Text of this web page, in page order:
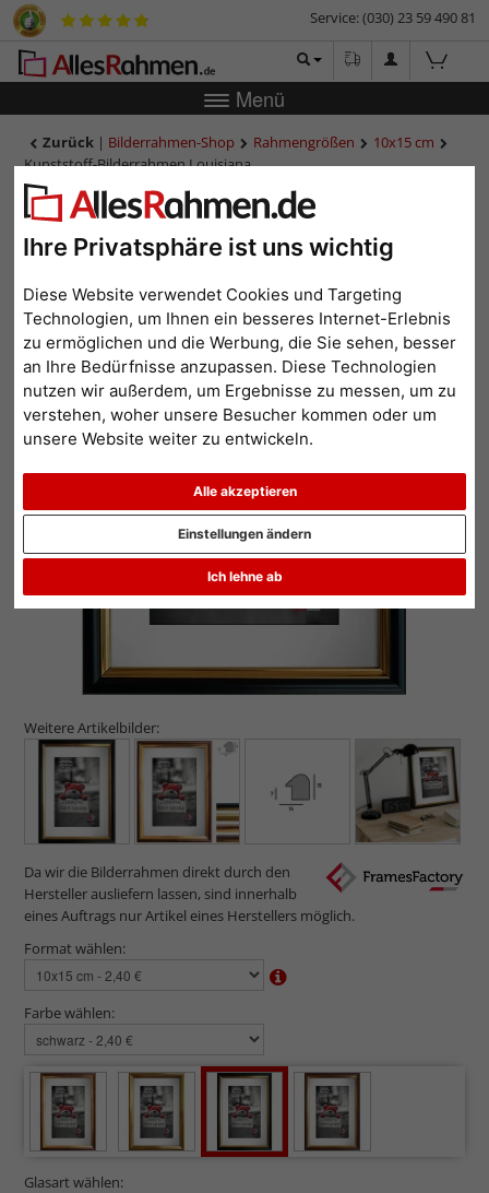
Ihre Privatsphäre ist uns wichtig
Diese Website verwendet Cookies und Targeting
Technologien, um Ihnen ein besseres Internet-Erlebnis
zu ermöglichen und die Werbung, die Sie sehen, besser
an Ihre Bedürfnisse anzupassen. Diese Technologien
nutzen wir außerdem, um Ergebnisse zu messen, um zu
verstehen, woher unsere Besucher kommen oder um
unsere Website weiter zu entwickeln.
Alle akzeptieren
Ich lehne ab
Einstellungen ändern
Service: (030) 23 59 490 81
Menü
Zurück | Bilderrahmen-Shop Rahmengrößen
10x15 cm
Kunststoff-Bilderrahmen Louisiana
Kunststoff-Bilderrahmen
Louisiana
Weitere Artikelbilder:
Da wir die Bilderrahmen direkt durch den
Hersteller ausliefern lassen, sind innerhalb
eines Auftrags nur Artikel eines Herstellers möglich.
Format wählen:
Farbe wählen:
Glasart wählen: